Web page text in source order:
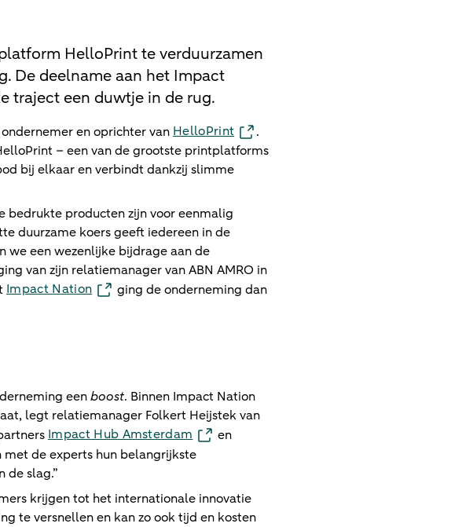
HelloPrint te verduurzamen
De deelname aan het Impact
traject een duwtje in de rug.
en oprichter van HelloPrint
.
– een van de grootste printplatforms
bij elkaar en verbindt dankzij slimme
bedrukte producten zijn voor eenmalig
duurzame koers geeft iedereen in de
we een wezenlijke bijdrage aan de
van zijn relatiemanager van ABN AMRO in
Impact Nation
ging de onderneming dan
eenboost. Binnen Impact Nation
legt relatiemanager Folkert Heijstek van
Impact Hub Amsterdam
en
met de experts hun belangrijkste
de slag.”
krijgen tot het internationale innovatie
te versnellen en kan zo ook tijd en kosten